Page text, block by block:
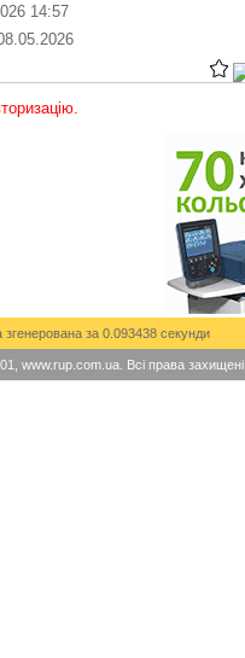
14:57
згенерована за 0.093438 секунди
www.rup.com.ua. Всі права захищені.